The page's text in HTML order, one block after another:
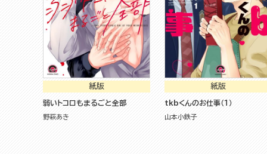
紙版
弱いトコロもまるごと全部
野萩あき
紙版
tkbくんのお仕事（１）
山本小鉄子